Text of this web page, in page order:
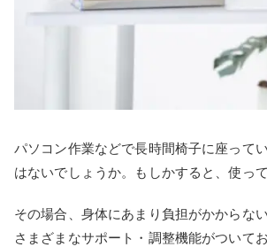
パソコン作業などで長時間椅子に座って
はないでしょうか。もしかすると、使っ
その場合、身体にあまり負担がかからな
さまざまなサポート・調整機能がついて